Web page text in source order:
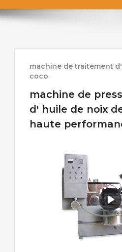
machine de traitement
coco
machine de
d' huile de noix
haute